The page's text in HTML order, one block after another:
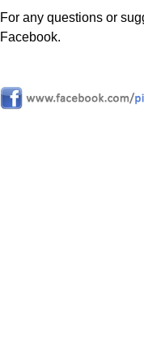
For any questions or
Facebook.